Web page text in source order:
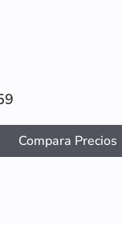
Compara Precios